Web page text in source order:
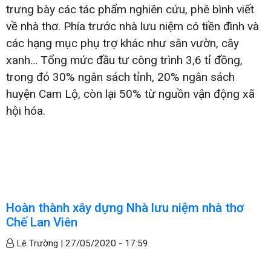
trưng bày các tác phẩm nghiên cứu, phê bình viết
về nhà thơ. Phía trước nhà lưu niệm có tiền đình và
các hạng mục phụ trợ khác như sân vườn, cây
xanh… Tổng mức đầu tư công trình 3,6 tỉ đồng,
trong đó 30% ngân sách tỉnh, 20% ngân sách
huyện Cam Lộ, còn lại 50% từ nguồn vận động xã
hội hóa.
Hoàn thành xây dựng Nhà lưu niệm nhà thơ
Chế Lan Viên
Lê Trường | 27/05/2020 - 17:59